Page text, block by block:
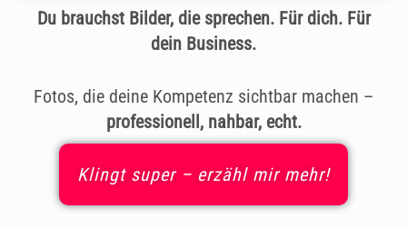
Du brauchst Bilder, die sprechen. Für dich. Für
dein Business.
Fotos, die deine Kompetenz sichtbar machen –
professionell, nahbar, echt.
Klingt super – erzähl mir mehr!